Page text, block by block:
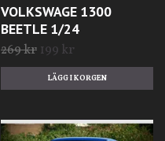
VOLKSWAGE 1300
BEETLE 1/24
269 kr 199 kr